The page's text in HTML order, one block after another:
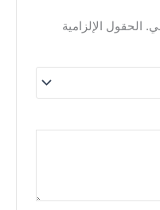
الحقول الإلزامية